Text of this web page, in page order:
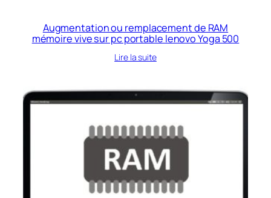
Augmentation ou remplacement de RAM
mémoire vive sur pc portable lenovo Yoga 500
Lire la suite